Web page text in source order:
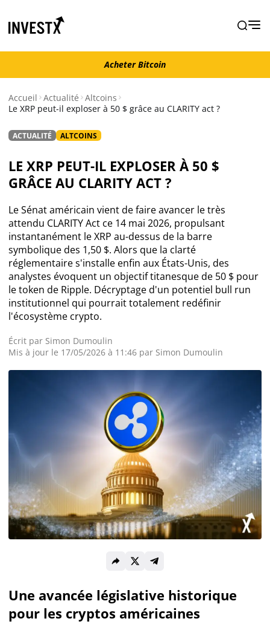
Acheter Bitcoin
Actualité Ethereum
Actualité Altcoins
Actualité NFT
Actualité Exchanges
Actualité IA
Guides
Acheter Cryptomonnaies
Prédictions
Cryptomonnaies
Bitcoin (BTC)
Ethereum (ETH)
Ripple (XRP)
Acheter Bitcoin
Accueil Actualité Altcoins
Le XRP peut-il exploser à 50 $ grâce au CLARITY act ?
ACTUALITÉ ALTCOINS
LE XRP PEUT-IL EXPLOSER À 50 $
GRÂCE AU CLARITY ACT ?
Le Sénat américain vient de faire avancer le très
attendu CLARITY Act ce 14 mai 2026, propulsant
instantanément le XRP au-dessus de la barre
symbolique des 1,50 $. Alors que la clarté
réglementaire s'installe enfin aux États-Unis, des
analystes évoquent un objectif titanesque de 50 $ pour
le token de Ripple. Décryptage d'un potentiel bull run
institutionnel qui pourrait totalement redéfinir
l'écosystème crypto.
Écrit par Simon Dumoulin
Mis à jour le 17/05/2026 à 11:46 par Simon Dumoulin
Une avancée législative historique
pour les cryptos américaines